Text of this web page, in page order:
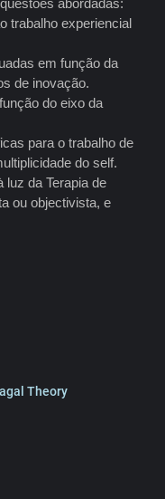
trabalho experiencial
em função da
de inovação.
do eixo da
para o trabalho de
do self.
luz da Terapia de
ou objectivista, e
Theory